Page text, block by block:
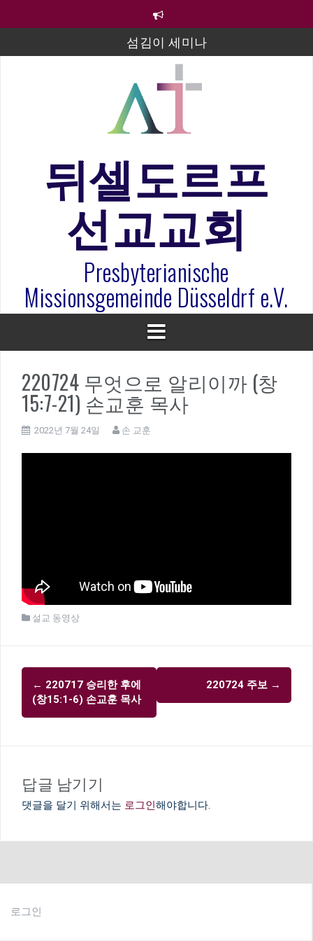
섬김이 세미나
김태희 자매 졸업연주
2023년 어린이 주일 유초등부 발표
라합3 나라 봉헌송
은퇴사-우선화 권사
20260322 주안에 가만히 머물기(요한복음 15:1-17) 손
훈목사
뒤셀도르프
선교교회
Presbyterianische
Missionsgemeinde Düsseldrf e.V.
220724 무엇으로 알리이까 (창
15:7-21) 손교훈 목사
2022년 7월 24일 손 교훈
설교 동영상
글
내
비
션
← 220717 승리한 후에
(창15:1-6) 손교훈 목사
220724 주보 →
답글 남기기
댓글을 달기 위해서는 로그인해야합니다.
로그인